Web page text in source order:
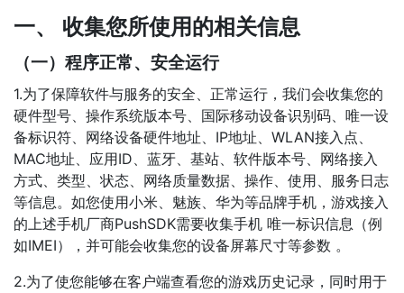
一、 收集您所使用的相关信息
（一）程序正常、安全运行
1.为了保障软件与服务的安全、正常运行，我们会收集您的
硬件型号、操作系统版本号、国际移动设备识别码、唯一设
备标识符、网络设备硬件地址、IP地址、WLAN接入点、
MAC地址、应用ID、蓝牙、基站、软件版本号、网络接入
方式、类型、状态、网络质量数据、操作、使用、服务日志
等信息。如您使用小米、魅族、华为等品牌手机，游戏接入
的上述手机厂商PushSDK需要收集手机 唯一标识信息（例
如IMEI），并可能会收集您的设备屏幕尺寸等参数 。
2.为了使您能够在客户端查看您的游戏历史记录，同时用于